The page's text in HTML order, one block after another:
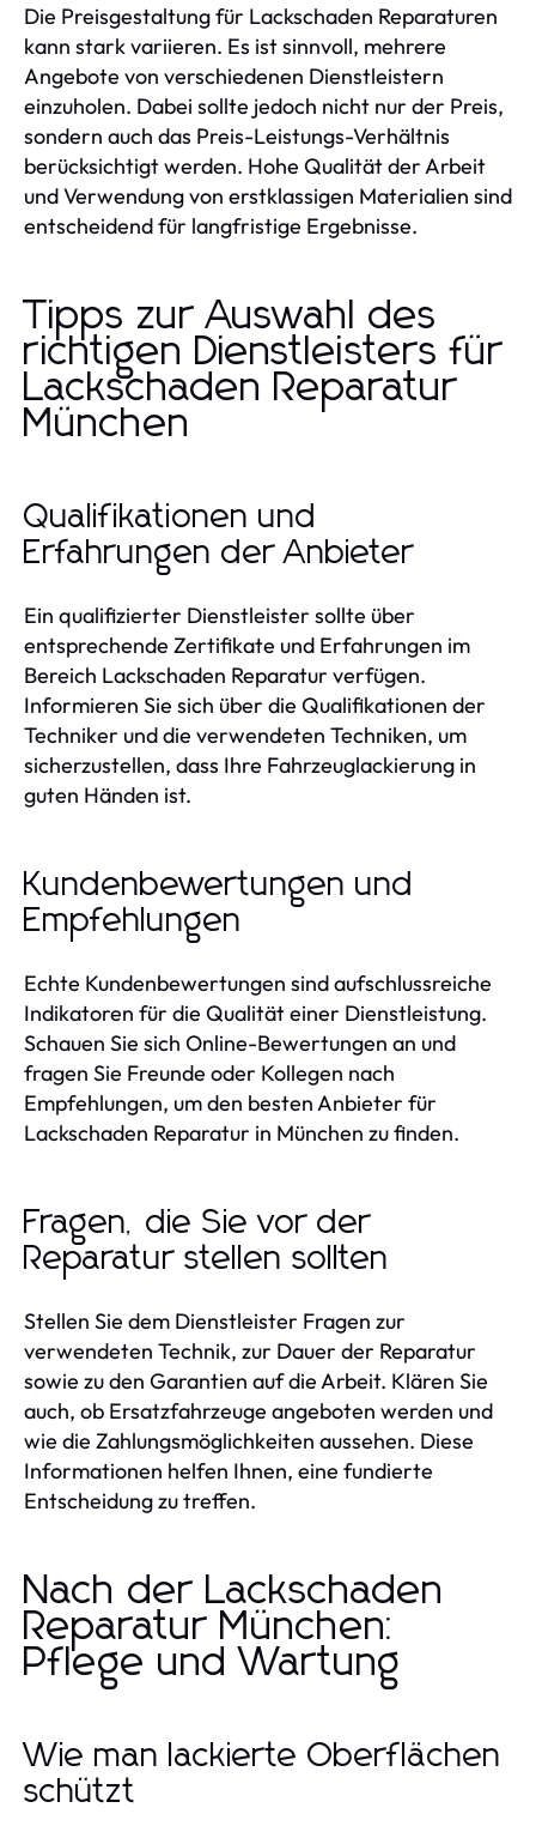
Die Preisgestaltung für Lackschaden Reparaturen
kann stark variieren. Es ist sinnvoll, mehrere
Angebote von verschiedenen Dienstleistern
einzuholen. Dabei sollte jedoch nicht nur der Preis,
sondern auch das Preis-Leistungs-Verhältnis
berücksichtigt werden. Hohe Qualität der Arbeit
und Verwendung von erstklassigen Materialien sind
entscheidend für langfristige Ergebnisse.
Tipps zur Auswahl des
richtigen Dienstleisters für
Lackschaden Reparatur
München
Qualifikationen und
Erfahrungen der Anbieter
Ein qualifizierter Dienstleister sollte über
entsprechende Zertifikate und Erfahrungen im
Bereich Lackschaden Reparatur verfügen.
Informieren Sie sich über die Qualifikationen der
Techniker und die verwendeten Techniken, um
sicherzustellen, dass Ihre Fahrzeuglackierung in
guten Händen ist.
Kundenbewertungen und
Empfehlungen
Echte Kundenbewertungen sind aufschlussreiche
Indikatoren für die Qualität einer Dienstleistung.
Schauen Sie sich Online-Bewertungen an und
fragen Sie Freunde oder Kollegen nach
Empfehlungen, um den besten Anbieter für
Lackschaden Reparatur in München zu finden.
Fragen, die Sie vor der
Reparatur stellen sollten
Stellen Sie dem Dienstleister Fragen zur
verwendeten Technik, zur Dauer der Reparatur
sowie zu den Garantien auf die Arbeit. Klären Sie
auch, ob Ersatzfahrzeuge angeboten werden und
wie die Zahlungsmöglichkeiten aussehen. Diese
Informationen helfen Ihnen, eine fundierte
Entscheidung zu treffen.
Nach der Lackschaden
Reparatur München:
Pflege und Wartung
Wie man lackierte Oberflächen
schützt